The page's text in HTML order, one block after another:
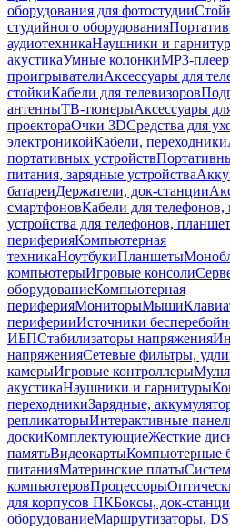
оборудования для фотостудии
студийного оборудования
аудиотехникаНаушники и
акустикаУмные колонкиMP3-
проигрывателиАксессуары для
стойкиКабели для телевизоров
антенныТВ-тюнерыАксессуары
проектораОчки 3DСредства для
электроникойКабели, переходники
портативных устройств
питания, зарядные устройства
батареиДержатели, док-станции
смартфоновКабели для телефонов,
устройства для телефонов,
периферияКомпьютерная
техникаНоутбукиПланшеты
компьютерыИгровые консоли
оборудованиеКомпьютерная
периферияМониторыМыши
периферииИсточники
ИБПСтабилизаторы напряжения
напряженияСетевые фильтры,
камерыИгровые контроллеры
акустикаНаушники и гарнитуры
переходникиЗарядные,
репликаторыИнтерактивные
доскиКомплектующиеЖесткие
памятьВидеокартыКомпьютерные
питанияМатеринские платы
компьютеровПроцессоры
для корпусов ПКБоксы, док-
оборудованиеМаршрутизаторы,